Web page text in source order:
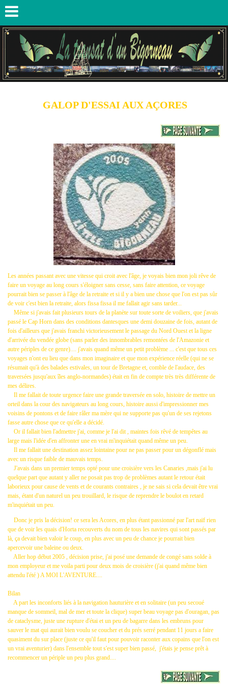
GALOP D'ESSAI AUX AÇORES
Les années passant avec une vitesse qui croit avec l'âge, je voyais bien mon joli rêve de
faire un voyage au long cours s'éloigner sans cesse, sans faire attention, ce voyage
pourrait bien se passer à l'âge de la retraite et si il y a bien une chose que l'on est pas sûr
de voir c'est bien la retraite, alors fissa fissa il me fallait agir sans tarder...
Même si j'avais fait plusieurs tours de la planète sur toute sorte de voiliers, que j'avais
passé le Cap Horn dans des conditions dantesques une demi douzaine de fois, autant de
fois d'ailleurs que j'avais franchi victorieusement le passage du Nord Ouest et la ligne
d'arrivée du vendée globe (sans parler des innombrables remontées de l'Amazonie et
autre périples de ce genre).... j'avais quand même un petit problème ... c'est que tous ces
voyages n'ont eu lieu que dans mon imaginaire et que mon expérience réelle (qui ne se
résumait qu'à des balades estivales, un tour de Bretagne et, comble de l'audace, des
traversées jusqu'aux îles anglo-normandes) était en fin de compte très très différente de
mes délires.
Il me fallait de toute urgence faire une grande traversée en solo, histoire de mettre un
orteil dans la cour des navigateurs au long cours, histoire aussi d'impressionner mes
voisins de pontons et de faire râler ma mère qui ne supporte pas qu'un de ses rejetons
fasse autre chose que ce qu'elle a décidé.
Or il fallait bien l'admettre j'ai, comme je l'ai dit , maintes fois rêvé de tempêtes au
large mais l'idée d'en affronter une en vrai m'inquiétait quand même un peu.
Il me fallait une destination assez lointaine pour ne pas passer pour un dégonflé mais
avec un risque faible de mauvais temps.
J'avais dans un premier temps opté pour une croisière vers les Canaries ,mais j'ai lu
quelque part que autant y aller ne posait pas trop de problèmes autant le retour était
laborieux pour cause de vents et de courants contraires , je ne sais si cela devait être vrai
mais, étant d'un naturel un peu trouillard, le risque de reprendre le boulot en retard
m'inquiétait un peu.
Donc je pris la décision! ce sera les Acores, en plus étant passionné par l'art naïf rien
que de voir les quais d'Horta recouverts du nom de tous les navires qui sont passés par
là, ça devait bien valoir le coup, en plus avec un peu de chance je pourrait bien
apercevoir une baleine ou deux.
Aller hop début 2005 , décision prise, j'ai posé une demande de congé sans solde à
mon employeur et me voila parti pour deux mois de croisière (j'ai quand même bien
attendu l'été ) A MOI L'AVENTURE....
Bilan
A part les inconforts liés à la navigation hauturière et en solitaire (un peu secoué
manque de sommeil, mal de mer et toute la clique) super beau voyage pas d'ouragan, pas
de cataclysme, juste une rupture d'étai et un peu de bagarre dans les embruns pour
sauver le mat qui aurait bien voulu se coucher et du prés serré pendant 11 jours a faire
quasiment du sur place (juste ce qu'il faut pour pouvoir raconter aux copains que l'on est
un vrai aventurier) dans l'ensemble tout s'est super bien passé, j'étais je pense prêt à
recommencer un périple un peu plus grand....